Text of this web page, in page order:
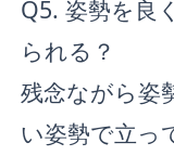
Q5. 姿勢を良
られる？
残念ながら姿
い姿勢で立っ